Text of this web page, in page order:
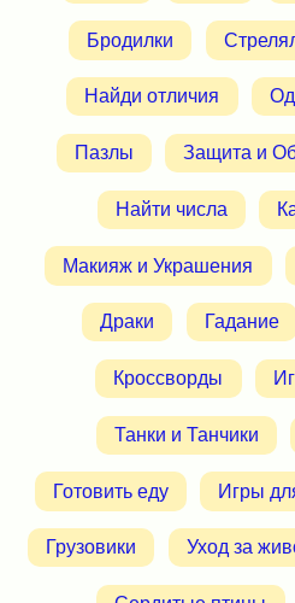
Бродилки
Найди отличия
Пазлы Защита и
Найти числа
Макияж и Украшения
Драки Гадание
Кроссворды
Танки и Танчики
Готовить еду Игры
Грузовики Уход за